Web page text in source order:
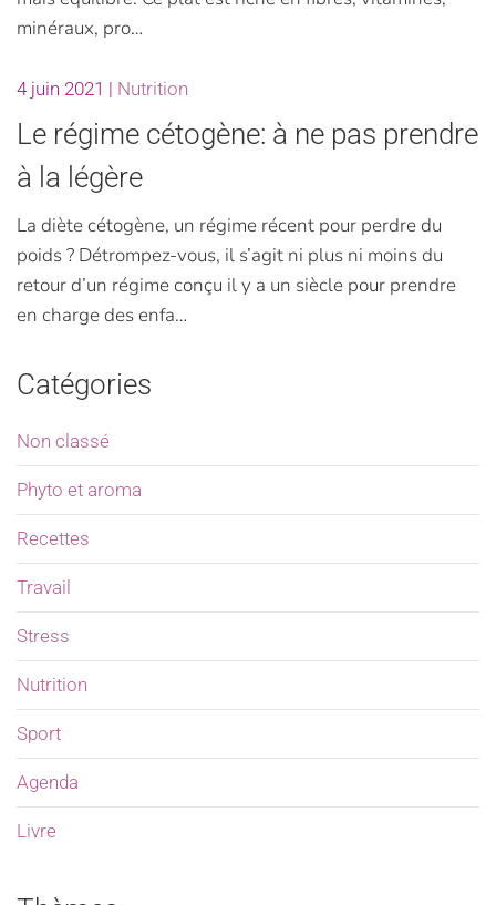
minéraux, pro…
4 juin 2021 | Nutrition
Le régime cétogène: à ne pas prendre
à la légère
La diète cétogène, un régime récent pour perdre du
poids ? Détrompez-vous, il s’agit ni plus ni moins du
retour d’un régime conçu il y a un siècle pour prendre
en charge des enfa…
Catégories
Non classé
Phyto et aroma
Recettes
Travail
Stress
Nutrition
Sport
Agenda
Livre